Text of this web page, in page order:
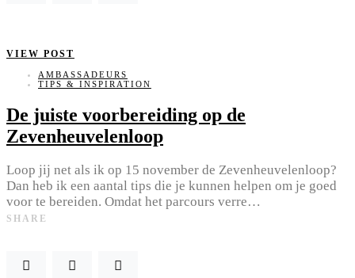
VIEW POST
AMBASSADEURS
TIPS & INSPIRATION
De juiste voorbereiding op de
Zevenheuvelenloop
Loop jij net als ik op 15 november de Zevenheuvelenloop?
Dan heb ik een aantal tips die je kunnen helpen om je goed
voor te bereiden. Omdat het parcours verre…
SHARE